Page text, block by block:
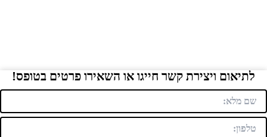
לתיאום ויצירת קשר חייגו או השאירו פרטים בטופס!